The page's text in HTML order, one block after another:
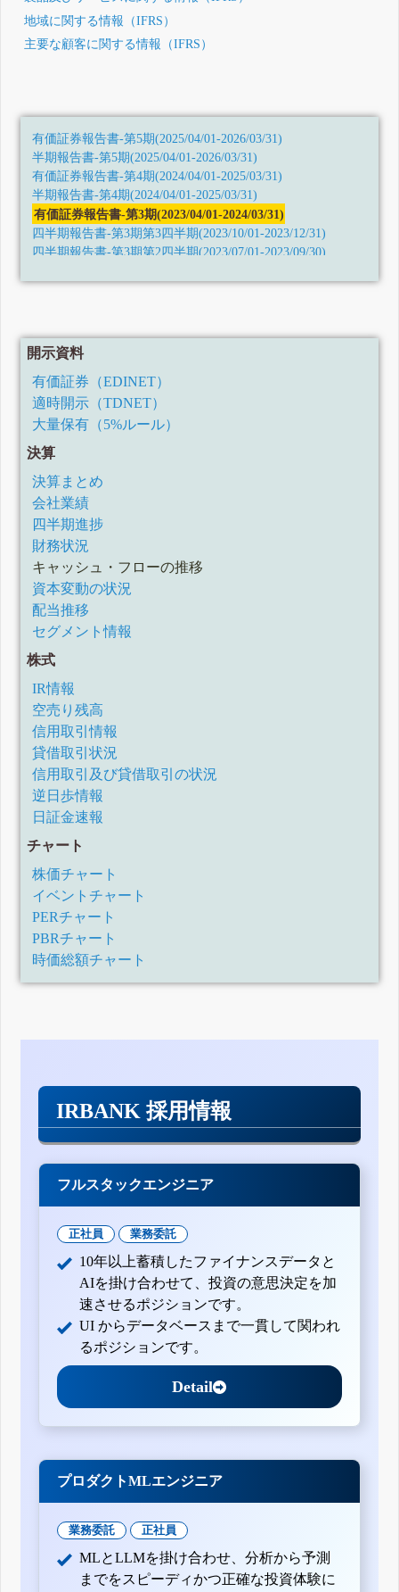
地域に関する情報（IFRS）
主要な顧客に関する情報（IFRS）
有価証券報告書-第5期(2025/04/01-2026/03/31)
半期報告書-第5期(2025/04/01-2026/03/31)
有価証券報告書-第4期(2024/04/01-2025/03/31)
半期報告書-第4期(2024/04/01-2025/03/31)
有価証券報告書-第3期(2023/04/01-2024/03/31)
四半期報告書-第3期第3四半期(2023/10/01-2023/12/31)
四半期報告書-第3期第2四半期(2023/07/01-2023/09/30)
訂正有価証券報告書-第2期(2022/04/01-2023/03/31)
四半期報告書-第2期第3四半期(2022/10/01-2022/12/31)
四半期報告書-第2期第2四半期(令和4年7月1日-令和4年9月30
日)
四半期報告書-第2期第1四半期(令和4年4月1日-令和4年6月30
日)
有価証券報告書-第1期(令和3年10月1日-令和4年3月31日)
四半期報告書-第1期第3四半期(令和3年10月1日-令和3年12月
31日)
開示資料
有価証券（EDINET）
適時開示（TDNET）
大量保有（5%ルール）
決算
決算まとめ
会社業績
四半期進捗
財務状況
キャッシュ・フローの推移
資本変動の状況
配当推移
セグメント情報
株式
IR情報
空売り残高
信用取引情報
貸借取引状況
信用取引及び貸借取引の状況
逆日歩情報
日証金速報
チャート
株価チャート
イベントチャート
PERチャート
PBRチャート
時価総額チャート
IRBANK 採用情報
フルスタックエンジニア
正社員 業務委託
10年以上蓄積したファイナンスデータと
AIを掛け合わせて、投資の意思決定を加
速させるポジションです。
UI からデータベースまで一貫して関われ
るポジションです。
Detail
プロダクトMLエンジニア
業務委託 正社員
MLとLLMを掛け合わせ、分析から予測
までをスピーディかつ正確な投資体験に